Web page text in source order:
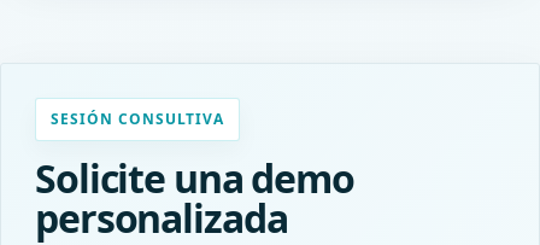
SESIÓN CONSULTIVA
Solicite una demo
personalizada